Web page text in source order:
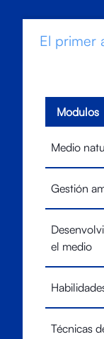
El primer
Modulos
Medio
Gestión
el medio
Técnicas